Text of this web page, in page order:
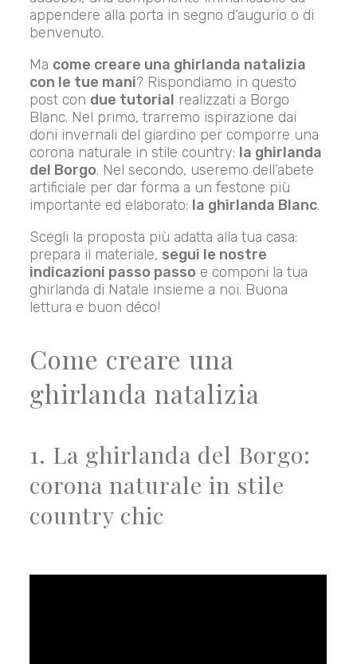
appendere alla porta in segno d’augurio o di
benvenuto.
Ma come creare una ghirlanda natalizia
con le tue mani? Rispondiamo in questo
post con due tutorial realizzati a Borgo
Blanc. Nel primo, trarremo ispirazione dai
doni invernali del giardino per comporre una
corona naturale in stile country: la ghirlanda
del Borgo. Nel secondo, useremo dell’abete
artificiale per dar forma a un festone più
importante ed elaborato: la ghirlanda Blanc.
Scegli la proposta più adatta alla tua casa:
prepara il materiale, segui le nostre
indicazioni passo passo e componi la tua
ghirlanda di Natale insieme a noi. Buona
lettura e buon déco!
Come creare una
ghirlanda natalizia
1. La ghirlanda del Borgo:
corona naturale in stile
country chic